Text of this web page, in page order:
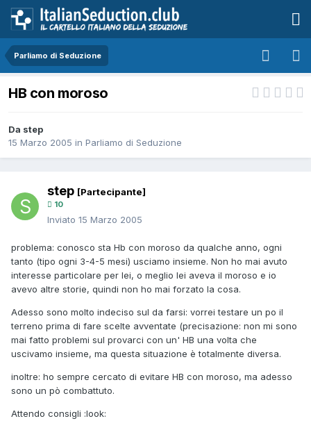
Parliamo di Seduzione
HB con moroso
Da step
15 Marzo 2005 in Parliamo di Seduzione
step [Partecipante]
10
Inviato 15 Marzo 2005
problema: conosco sta Hb con moroso da qualche anno, ogni
tanto (tipo ogni 3-4-5 mesi) usciamo insieme. Non ho mai avuto
interesse particolare per lei, o meglio lei aveva il moroso e io
avevo altre storie, quindi non ho mai forzato la cosa.
Adesso sono molto indeciso sul da farsi: vorrei testare un po il
terreno prima di fare scelte avventate (precisazione: non mi sono
mai fatto problemi sul provarci con un' HB una volta che
uscivamo insieme, ma questa situazione è totalmente diversa.
inoltre: ho sempre cercato di evitare HB con moroso, ma adesso
sono un pò combattuto.
Attendo consigli :look: